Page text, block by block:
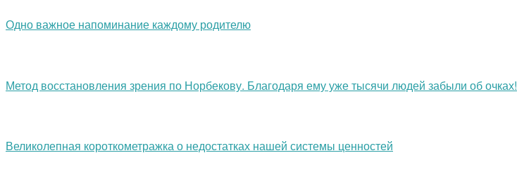
Одно важное напоминание каждому родителю
Метод восстановления зрения по Норбекову. Благодаря ему уже тысячи людей забыли об очках!
Великолепная короткометражка о недостатках нашей системы ценностей